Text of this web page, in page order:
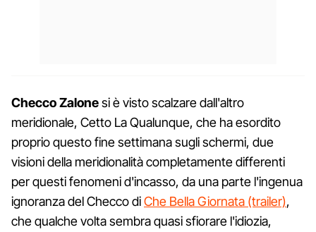
Checco Zalonesi è visto scalzare dall'altro
meridionale, Cetto La Qualunque, che ha esordito
proprio questo fine settimana sugli schermi, due
visioni della meridionalità completamente differenti
per questi fenomeni d'incasso, da una parte l'ingenua
ignoranza del Checco diChe Bella Giornata (trailer),
che qualche volta sembra quasi sfiorare l'idiozia,